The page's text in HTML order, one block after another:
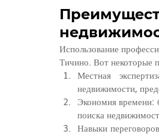
Использование
Тичино. Вот некоторые
Местная
недвижимости,
Экономия времени:
поиска
Навыки